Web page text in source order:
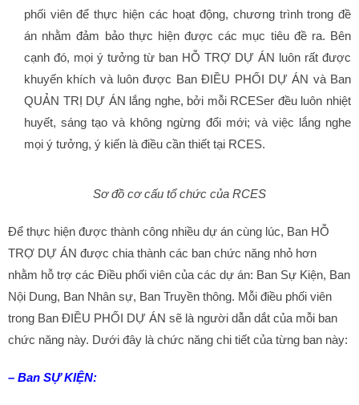
phối viên để thực hiện các hoạt động, chương trình trong đề
án nhằm đảm bảo thực hiện được các mục tiêu đề ra. Bên
cạnh đó, mọi ý tưởng từ ban HỖ TRỢ DỰ ÁN luôn rất được
khuyến khích và luôn được Ban ĐIỀU PHỐI DỰ ÁN và Ban
QUẢN TRỊ DỰ ÁN lắng nghe, bởi mỗi RCESer đều luôn nhiệt
huyết, sáng tạo và không ngừng đổi mới; và việc lắng nghe
mọi ý tưởng, ý kiến là điều cần thiết tại RCES.
Sơ đồ cơ cấu tổ chức của RCES
Để thực hiện được thành công nhiều dự án cùng lúc, Ban HỖ
TRỢ DỰ ÁN được chia thành các ban chức năng nhỏ hơn
nhằm hỗ trợ các Điều phối viên của các dự án: Ban Sự Kiện, Ban
Nội Dung, Ban Nhân sự, Ban Truyền thông. Mỗi điều phối viên
trong Ban ĐIỀU PHỐI DỰ ÁN sẽ là người dẫn dắt của mỗi ban
chức năng này. Dưới đây là chức năng chi tiết của từng ban này:
– Ban SỰ KIỆN: